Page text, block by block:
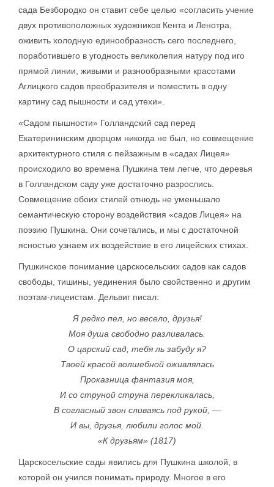
сада Безбородко он ставит себе целью «согласить учение
двух противоположных художников Кента и Ленотра,
оживить холодную единообразность сего последнего,
поработившего в угодность великолепия натуру под иго
прямой линии, живыми и разнообразными красотами
Аглицкого садов преобразителя и поместить в одну
картину сад пышности и сад утехи».
«Садом пышности» Голландский сад перед
Екатерининским дворцом никогда не был, но совмещение
архитектурного стиля с пейзажным в «садах Лицея»
происходило во времена Пушкина тем легче, что деревья
в Голландском саду уже достаточно разрослись.
Совмещение обоих стилей отнюдь не уменьшало
семантическую сторону воздействия «садов Лицея» на
поэзию Пушкина. Они сочетались, и мы с достаточной
ясностью узнаем их воздействие в его лицейских стихах.
Пушкинское понимание царскосельских садов как садов
свободы, тишины, уединения было свойственно и другим
поэтам-лицеистам. Дельвиг писал:
Я редко пел, но весело, друзья!
Моя душа свободно разливалась.
О царский сад, тебя ль забуду я?
Твоей красой волшебной оживлялась
Проказница фантазия моя,
И со струной струна перекликалась,
В согласный звон сливаясь под рукой, —
И вы, друзья, любили голос мой.
«К друзьям» (1817)
Царскосельские сады явились для Пушкина школой, в
которой он учился понимать природу. Многое в его